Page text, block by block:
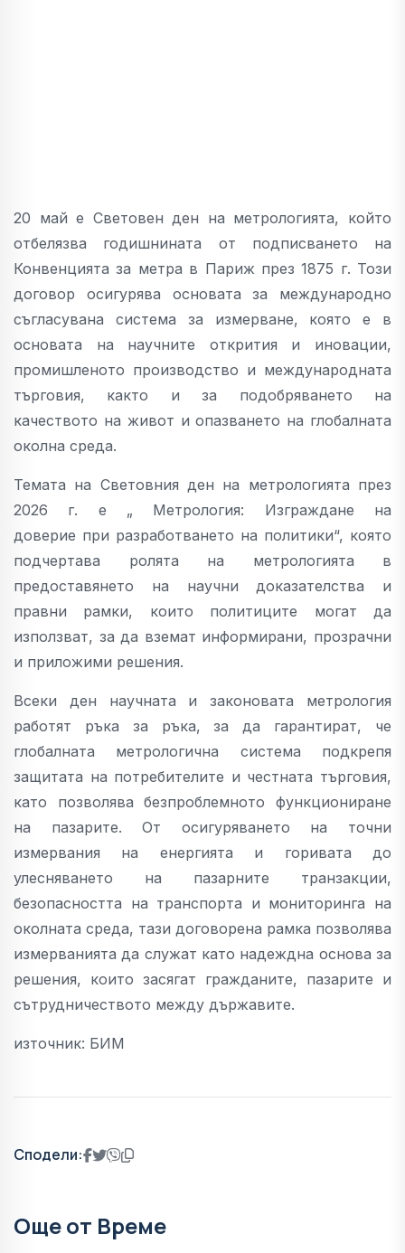
20 май е Световен ден на метрологията, който
отбелязва годишнината от подписването на
Конвенцията за метра в Париж през 1875 г. Този
договор осигурява основата за международно
съгласувана система за измерване, която е в
основата на научните открития и иновации,
промишленото производство и международната
търговия, както и за подобряването на
качеството на живот и опазването на глобалната
околна среда.
Темата на Световния ден на метрологията през
2026 г. е „ Метрология: Изграждане на
доверие при разработването на политики“, която
подчертава ролята на метрологията в
предоставянето на научни доказателства и
правни рамки, които политиците могат да
използват, за да вземат информирани, прозрачни
и приложими решения.
Всеки ден научната и законовата метрология
работят ръка за ръка, за да гарантират, че
глобалната метрологична система подкрепя
защитата на потребителите и честната търговия,
като позволява безпроблемното функциониране
на пазарите. От осигуряването на точни
измервания на енергията и горивата до
улесняването на пазарните транзакции,
безопасността на транспорта и мониторинга на
околната среда, тази договорена рамка позволява
измерванията да служат като надеждна основа за
решения, които засягат гражданите, пазарите и
сътрудничеството между държавите.
източник: БИМ
Сподели:
Още от Време